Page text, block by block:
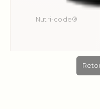
Nutri-code®